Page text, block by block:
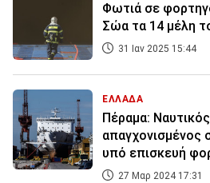
Φωτιά σε
Σώα τα 14 μέλη
31 Ιαν 2025 15:44
ΕΛΛΑΔΑ
Πέραμα:
απαγχονισμένος
υπό επισκευή
27 Μαρ 2024 17:31